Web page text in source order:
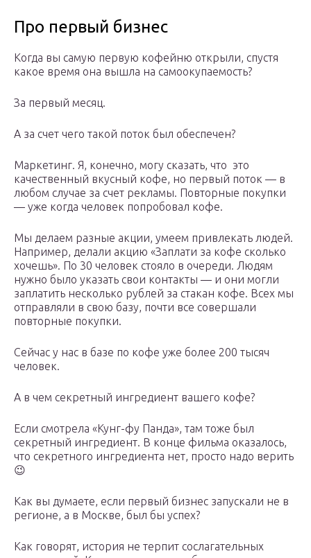
Про первый бизнес
Когда вы самую первую кофейню открыли, спустя
какое время она вышла на самоокупаемость?
За первый месяц.
А за счет чего такой поток был обеспечен?
Маркетинг. Я, конечно, могу сказать, что это
качественный вкусный кофе, но первый поток — в
любом случае за счет рекламы. Повторные покупки
— уже когда человек попробовал кофе.
Мы делаем разные акции, умеем привлекать людей.
Например, делали акцию «Заплати за кофе сколько
хочешь». По 30 человек стояло в очереди. Людям
нужно было указать свои контакты — и они могли
заплатить несколько рублей за стакан кофе. Всех мы
отправляли в свою базу, почти все совершали
повторные покупки.
Сейчас у нас в базе по кофе уже более 200 тысяч
человек.
А в чем секретный ингредиент вашего кофе?
Если смотрела «Кунг-фу Панда», там тоже был
секретный ингредиент. В конце фильма оказалось,
что секретного ингредиента нет, просто надо верить
😉
Как вы думаете, если первый бизнес запускали не в
регионе, а в Москве, был бы успех?
Как говорят, история не терпит сослагательных